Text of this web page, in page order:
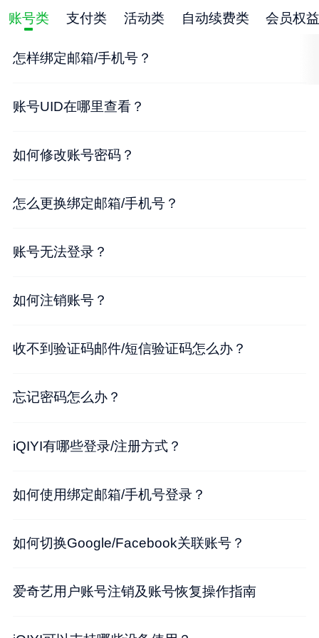
账号类 支付类 活动类 自动续费类 会员权
怎样绑定邮箱/手机号？
账号UID在哪里查看？
如何修改账号密码？
怎么更换绑定邮箱/手机号？
账号无法登录？
如何注销账号？
收不到验证码邮件/短信验证码怎么办？
忘记密码怎么办？
iQIYI有哪些登录/注册方式？
如何使用绑定邮箱/手机号登录？
如何切换Google/Facebook关联账号？
爱奇艺用户账号注销及账号恢复操作指南